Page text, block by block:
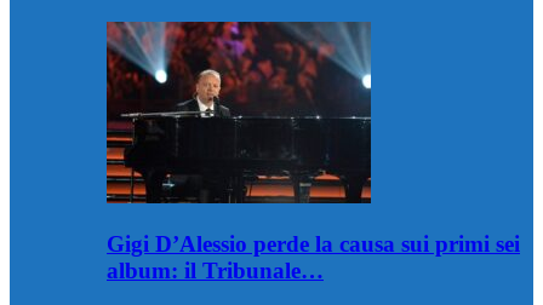
Gigi D’Alessio perde la causa sui primi sei
album: il Tribunale…